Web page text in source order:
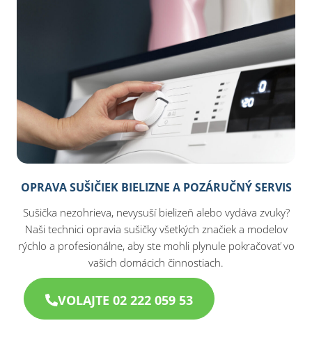
OPRAVA SUŠIČIEK BIELIZNE A POZÁRUČNÝ SERVIS
Sušička nezohrieva, nevysuší bielizeň alebo vydáva zvuky?
Naši technici opravia sušičky všetkých značiek a modelov
rýchlo a profesionálne, aby ste mohli plynule pokračovať vo
vašich domácich činnostiach.
VOLAJTE 02 222 059 53